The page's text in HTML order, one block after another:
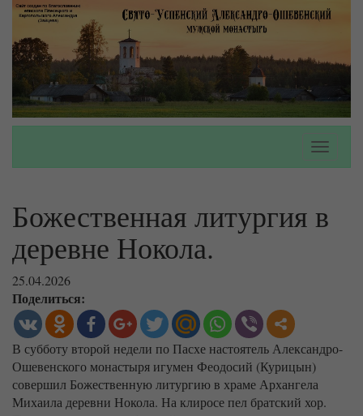
Toggle
Божественная литургия в
деревне Нокола.
25.04.2026
Поделиться:
В субботу второй недели по Пасхе настоятель Александро-
Ошевенского монастыря игумен Феодосий (Курицын)
совершил Божественную литургию в храме Архангела
Михаила деревни Нокола. На клиросе пел братский хор.